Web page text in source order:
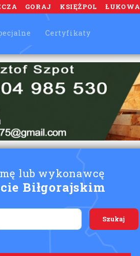
GORAJ KSIĘŻPOL ŁUKOWA
Certyfikaty
lub wykonawcę
Biłgorajskim